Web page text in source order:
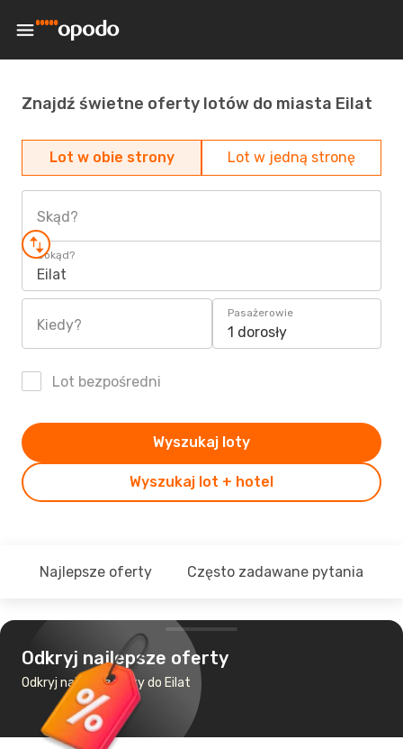
Znajdź świetne oferty lotów do miasta Eilat
Lot w obie strony Lot w jedną stronę
Skąd?
Dokąd?
Eilat
Kiedy?
Pasażerowie
1 dorosły
Lot bezpośredni
Wyszukaj lot + hotel
Wyszukaj loty
Najlepsze oferty Często zadawane pytania
Odkryj najlepsze oferty
Odkryj najtańsze loty do Eilat